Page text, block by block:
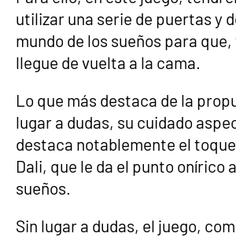
utilizar una serie de puertas y
mundo de los sueños para
llegue de vuelta a la cama.
Lo que más destaca de la
lugar a dudas, su cuidado
destaca notablemente el
Dali, que le da el punto onírico
sueños.
Sin lugar a dudas, el juego,